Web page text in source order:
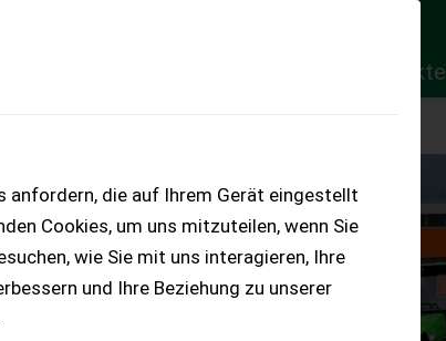
anfordern, die auf Ihrem Gerät eingestellt
Cookies, um uns mitzuteilen, wenn Sie
wie Sie mit uns interagieren, Ihre
und Ihre Beziehung zu unserer
Online-Produkte